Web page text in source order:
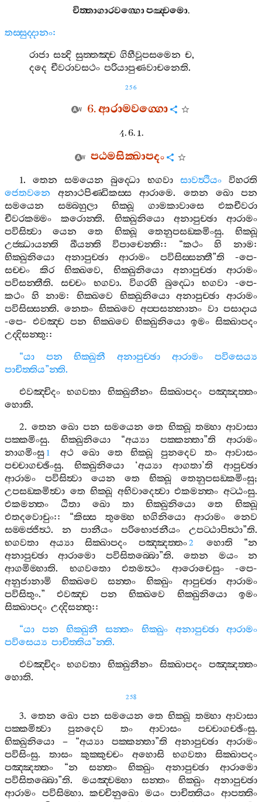
චිත‍්තාගාරවග‍්ගොපඤ‍්චමො.
තස‍්සුද‍්දානං:
රාජා සන්‍දි සුත‍්තඤ‍්ච ගිහීවූපසමෙන ච,
දදෙ චීවරාවසථං පරියාපුණවාචනෙති.
256
6.ආරාමවග‍්ගො
4. 6. 1.
පඨමසික‍්ඛාපදං
1. තෙන සමයෙන බුද‍්ධො භගවා සාවත්‍ථියං
විහරති
ජෙතවනෙ
අනාථපිණ‍්ඩිකස‍්ස ආරාමෙ. තෙන ඛො
පන
සමයෙන
සම‍්බහුලා භික‍්ඛූ ගාමකාවාසෙ
එකචීවරා
චීවරකම‍්මං
කරොන‍්ති. භික‍්ඛුනියො අනාපුච‍්ඡා
ආරාමං
පවිසිත්‍වා
යෙන තෙ භික‍්ඛූ තෙනුපසඞ‍්කමිංසු.භික‍්ඛූ
උජ‍්ඣායන‍්ති
ඛීයන‍්ති විපාචෙන‍්ති:: “කථං හි නාම:
භික‍්ඛුනියො
අනාපුච‍්ඡා ආරාමං පවිසිස‍්සන‍්තී”ති -පෙ-
සච‍්චං
කිර භික‍්ඛවෙ, භික‍්ඛුනියො අනාපුච‍්ඡා
ආරාමං
පවිසන‍්තීති. සච‍්චං භගවා. විගරහි බුද‍්ධො භගවා -පෙ-
කථං
හි නාම:භික‍්ඛවෙ භික‍්ඛුනියො අනාපුච‍්ඡා
ආරාමං
පවිසිස‍්සන‍්ති.නෙතං භික‍්ඛවෙ අප‍්පසන‍්නානං වා පසාදාය
-පෙ-එවඤ‍්ච පන භික‍්ඛවෙ භික‍්ඛුනියො ඉමං සික‍්ඛාපදං
උද‍්දිසන‍්තු::
“යා පන භික‍්ඛුනී අනාපුච‍්ඡා ආරාමං
පවිසෙය්‍ය
පාචිත‍්තිය”න‍්ති.
එවඤ‍්චිදං
භගවතා භික‍්ඛුනීනං සික‍්ඛාපදං
පඤ‍්ඤත‍්තං
හොති.
2. තෙන ඛො පන සමයෙන තෙ භික‍්ඛූ තම‍්හා ආවාසා
පක‍්කමිංසු. භික‍්ඛුනියො“අය්‍යා පක‍්කන‍්තා”ති
ආරාමං
නාගමිංසු 1 අථ ඛො තෙ භික‍්ඛූ පුනදෙව තං
ආවාසං
පච‍්චාගච‍්ඡිංසු.භික‍්ඛුනියො ‘අය්‍යා ආගතා’ති
ආපුච‍්ඡා
ආරාමං
පවිසිත්‍වා යෙන තෙ භික‍්ඛූ තෙනුපසඞ‍්කමිංසු;
උපසඞ‍්කමිත්‍වා තෙ භික‍්ඛූ අභිවාදෙත්‍වා එකමන‍්තං අට‍්ඨංසු.
එකමන‍්තං
ඨිතා ඛො තා භික‍්ඛුනියො තෙ
භික‍්ඛූ
එතදවොචුං:: “කිස‍්ස තුම‍්හෙ භගිනියො ආරාමං
නෙව
සම‍්මජ‍්ජිත්‍ථ.න පානීයං පරිභොජනීයං උපට‍්ඨාපිත්‍ථා”ති.
භගවතා
අය්‍යා සික‍්ඛාපදං පඤ‍්ඤත‍්තං2 හොති “න
අනාපුච‍්ඡා
ආරාමො පවිසිතබ‍්බො”ති.තෙන මයං
න
ආගමිම‍්හාති. භගවතො එතමත්‍ථං ආරොචෙසුං-පෙ-
අනුජානාමි
භික‍්ඛවෙ සන‍්තං භික‍්ඛුං ආපුච‍්ඡා
ආරාමං
පවිසිතුං.”එවඤ‍්ච පන භික‍්ඛවෙ භික‍්ඛුනියො
ඉමං
සික‍්ඛාපදං උද‍්දිසන‍්තු::
“යා පන භික‍්ඛුනී සන‍්තං භික‍්ඛුං අනාපුච‍්ඡා
ආරාමං
පවිසෙය්‍ය පාචිත‍්තිය”න‍්ති.
එවඤ‍්චිදං
භගවතා භික‍්ඛුනීනං සික‍්ඛාපදං
පඤ‍්ඤත‍්තං
හොති.
258
3. තෙන ඛො පන සමයෙන තෙ භික‍්ඛූ තම‍්හා ආවාසා
පක‍්කමිත්‍වා
පුනදෙව තං ආවාසං පච‍්චාගච‍්ඡිංසු.
භික‍්ඛුනියො – “අය්‍යා පක‍්කන‍්තා”ති අනාපුච‍්ඡා
ආරාමං
පවිසිංසු. තාසං කුක‍්කුච‍්චං අහොසි භගවතා
සික‍්ඛාපදං
පඤ‍්ඤත‍්තං “න සන‍්තං භික‍්ඛුං අනාපුච‍්ඡා
ආරාමො
පවිසිතබ‍්බො”ති. මයඤ‍්චම‍්හා සන‍්තං භික‍්ඛුං
අනාපුච‍්ඡා
ආරාමං පවිසිම‍්හා.කච‍්චිනුඛො මයං පාචිත‍්තියං ආපත‍්තිං